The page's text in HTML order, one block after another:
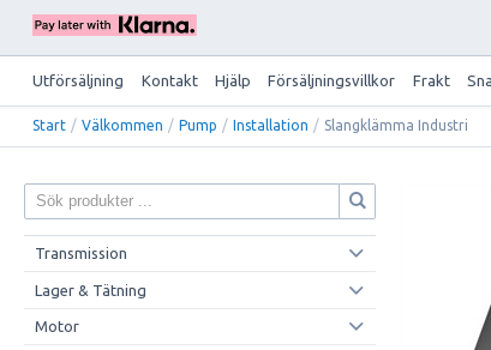
Utförsäljning Kontakt Hjälp Försäljningsvillkor Frakt
Start / Välkommen / Pump / Installation / Slangklämma Industri
Transmission
Lager & Tätning
Motor